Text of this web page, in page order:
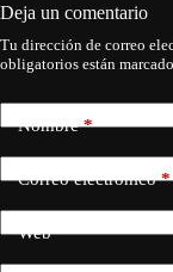
Deja un comentario
Tu dirección de correo
obligatorios están
Nombre*
Correo electrónico*
Web